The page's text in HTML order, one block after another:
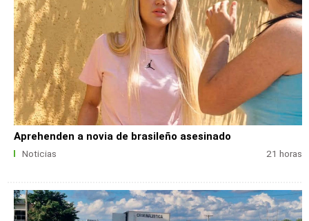
Aprehenden a novia de brasileño asesinado
Noticias 21 horas